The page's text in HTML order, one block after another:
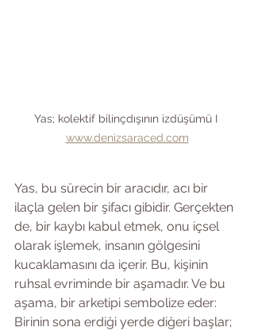
Yas; kolektif bilinçdışının izdüşümü I
www.denizsaraced.com
Yas, bu sürecin bir aracıdır, acı bir
ilaçla gelen bir şifacı gibidir. Gerçekten
de, bir kaybı kabul etmek, onu içsel
olarak işlemek, insanın gölgesini
kucaklamasını da içerir. Bu, kişinin
ruhsal evriminde bir aşamadır. Ve bu
aşama, bir arketipi sembolize eder:
Birinin sona erdiği yerde diğeri başlar;